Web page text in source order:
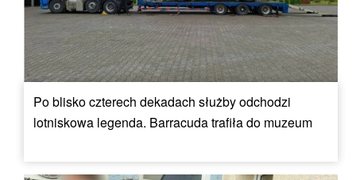
Po blisko czterech dekadach służby odchodzi
lotniskowa legenda. Barracuda trafiła do muzeum